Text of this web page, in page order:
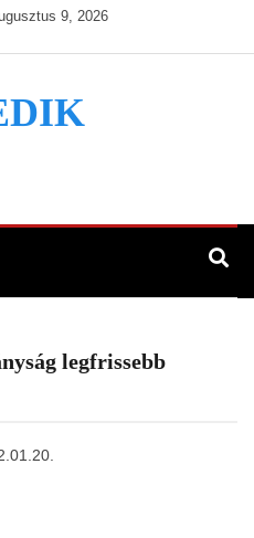
9, 2026
legfrissebb